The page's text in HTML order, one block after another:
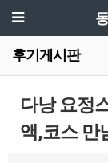
후기게시판
다낭 요정
액,코스 만